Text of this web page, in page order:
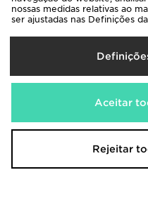
Cookies
Ajuda e contactos
nossas medidas relativas ao
ser ajustadas nas Definições
Aceitar
Rejeitar